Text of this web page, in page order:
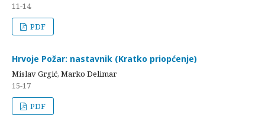
11-14
PDF
Hrvoje Požar: nastavnik (Kratko priopćenje)
Mislav Grgić, Marko Delimar
15-17
PDF